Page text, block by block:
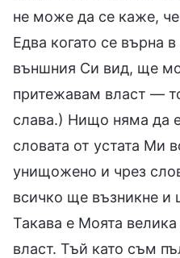
не може да се каже,
Едва когато се върна
външния Си вид, ще
притежавам власт —
слава.) Нищо няма да
словата от устата Ми
унищожено и чрез
всичко ще възникне
Такава е Моята
власт. Тъй като съм